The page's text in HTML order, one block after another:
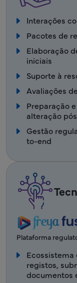
Interações
Pacotes de
Elaboração
iniciais
Suporte à
Avaliações
Preparação
alteração
Gestão
to-end
Plataforma
Ecossistema
registos,
documentos